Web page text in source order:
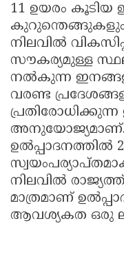
11 ഉയരം
നിലവിൽ
സൗകര്യമുള്ള
നൽകുന്ന
വരണ്ട
ഉൽപ്പാദനത്തിൽ
നിലവിൽ
മാത്രമാണ്
ആവശ്യകത ഒരു